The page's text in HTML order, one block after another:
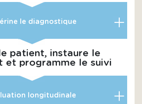
le diagnostique
patient, instaure le
et programme le suivi
longitudinale